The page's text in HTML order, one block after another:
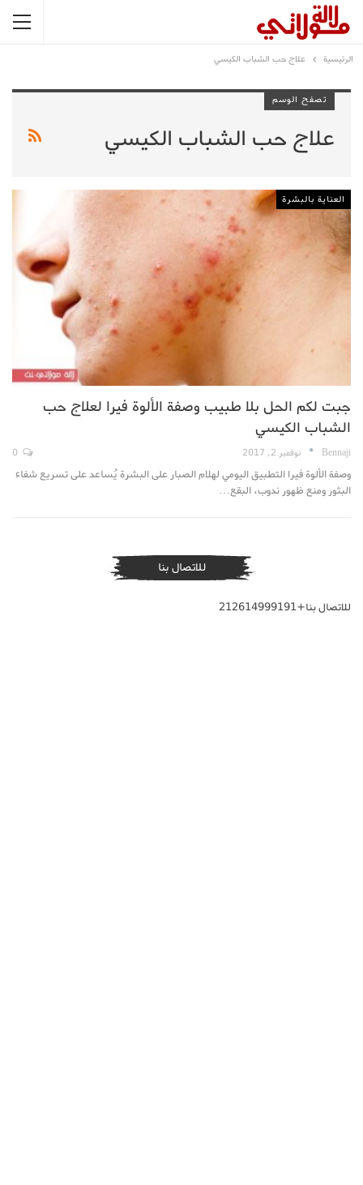
الرئيسية علاج حب الشباب الكيسي
تصفح الوسم
علاج حب الشباب الكيسي
العناية بالبشرة
جبت لكم الحل بلا طبيب وصفة الألوة فيرا لعلاج حب
الشباب الكيسي
Bennaji نوفمبر 2, 2017
وصفة الألوة فيرا التطبيق اليومي لهلام الصبار على البشرة يُساعد على تسريع شفاء
البثور ومنع ظهور ندوب، البقع…
للاتصال بنا
للاتصال بنا+212614999191